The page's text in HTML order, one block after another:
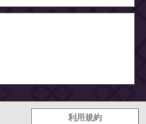
利用規約